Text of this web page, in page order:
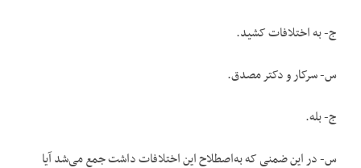
ج- به اختلافات کشید.
س- سرکار و دکتر مصدق.
ج- بله.
س- در این ضمنی که به‌اصطلاح این اختلافات داشت جمع می‌شد آیا